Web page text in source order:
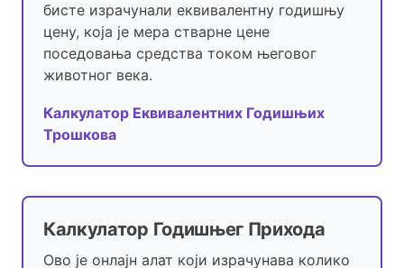
бисте израчунали еквивалентну годишњу
цену, која је мера стварне цене
поседовања средства током његовог
животног века.
Калкулатор Еквивалентних Годишњих
Трошкова
Калкулатор Годишњег Прихода
Ово је онлајн алат који израчунава колико